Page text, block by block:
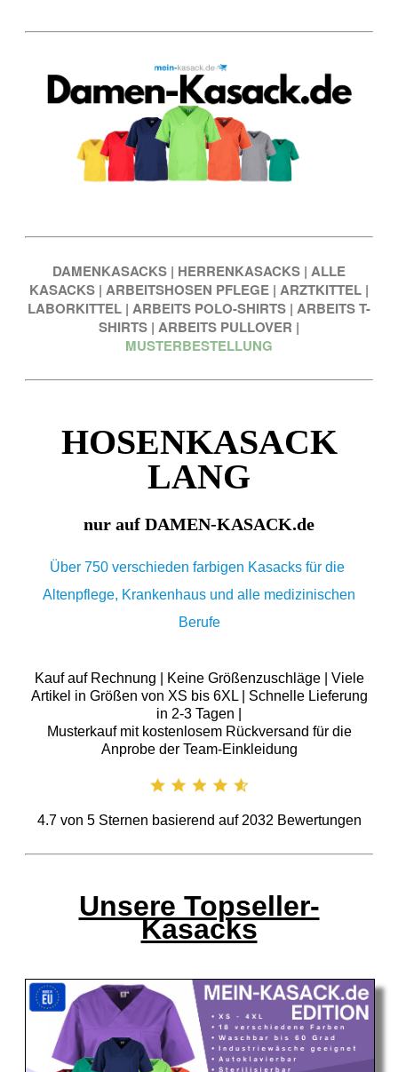
DAMENKASACKS | HERRENKASACKS | ALLE
KASACKS | ARBEITSHOSEN PFLEGE | ARZTKITTEL |
LABORKITTEL | ARBEITS POLO-SHIRTS | ARBEITS T-
SHIRTS | ARBEITS PULLOVER |
MUSTERBESTELLUNG
HOSENKASACK
LANG
nur auf DAMEN-KASACK.de
Über 750 verschieden farbigen Kasacks für die
Altenpflege, Krankenhaus und alle medizinischen
Berufe
Kauf auf Rechnung | Keine Größenzuschläge | Viele
Artikel in Größen von XS bis 6XL | Schnelle Lieferung
in 2-3 Tagen |
Musterkauf mit kostenlosem Rückversand für die
Anprobe der Team-Einkleidung
4.7von 5Sternen basierend auf 2032 Bewertungen
Unsere Topseller-
Kasacks